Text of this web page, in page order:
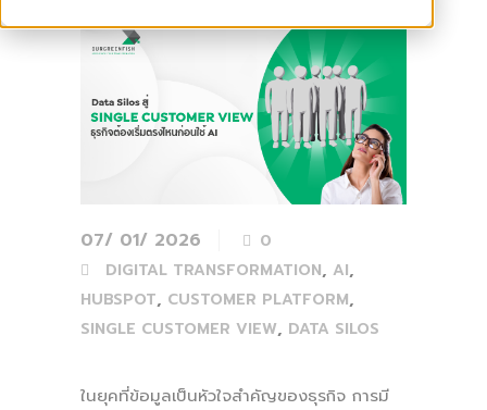
07/ 01/ 2026
0
DIGITAL TRANSFORMATION, AI,
HUBSPOT, CUSTOMER PLATFORM,
SINGLE CUSTOMER VIEW, DATA SILOS
ในยุคที่ข้อมูลเป็นหัวใจสำคัญของธุรกิจ การมี